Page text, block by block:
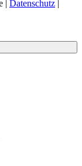
| Datenschutz |